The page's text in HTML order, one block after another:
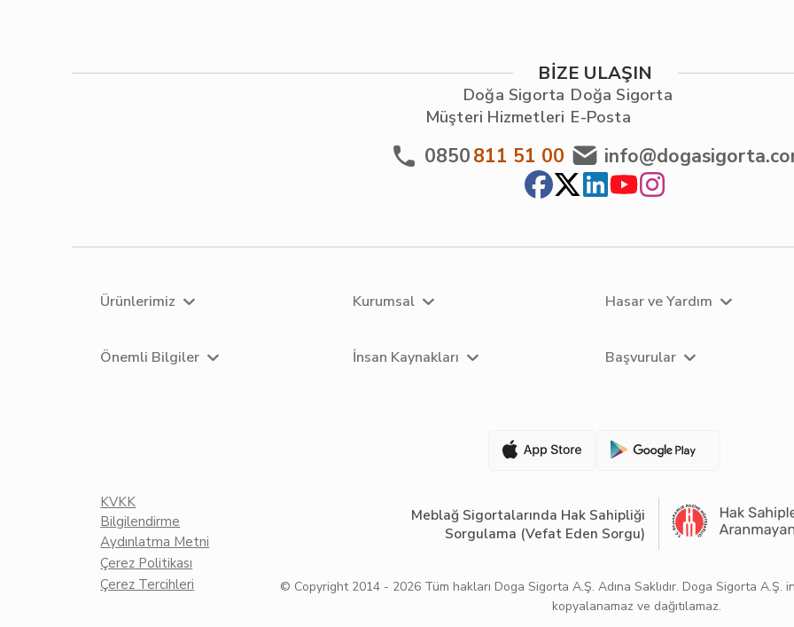
BİZE ULAŞIN
Doğa Sigorta
Müşteri Hizmetleri
0850811 51 00
Doğa Sigorta
E-Posta
Ürünlerimiz Kurumsal Hasar ve Yardım
Önemli Bilgiler İnsan Kaynakları Başvurular
KVKK
Bilgilendirme
Aydınlatma Metni
Çerez Politikası
Çerez Tercihleri
Meblağ Sigortalarında Hak Sahipliği
Sorgulama (Vefat Eden Sorgu)
© Copyright 2014 - 2026 Tüm hakları Doga Sigorta A.Ş. Adına Saklıdır. Doga Sigorta
kopyalanamaz ve dağıtılamaz.